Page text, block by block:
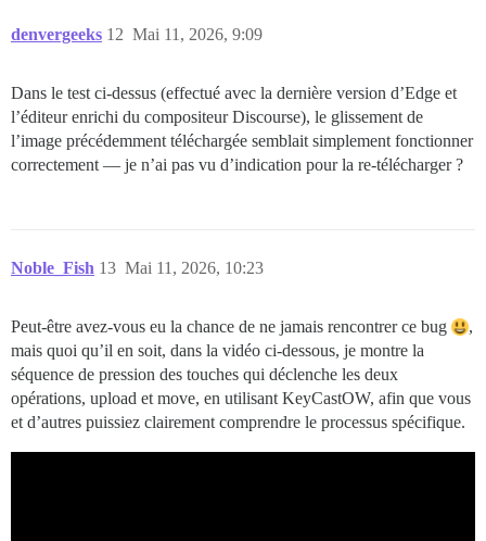
denvergeeks Mai 11, 2026, 9:09
12
Dans le test ci-dessus (effectué avec la dernière version d’Edge et
l’éditeur enrichi du compositeur Discourse), le glissement de
l’image précédemment téléchargée semblait simplement fonctionner
correctement — je n’ai pas vu d’indication pour la re-télécharger ?
Noble_Fish Mai 11, 2026, 10:23
13
Peut-être avez-vous eu la chance de ne jamais rencontrer ce bug
,
mais quoi qu’il en soit, dans la vidéo ci-dessous, je montre la
séquence de pression des touches qui déclenche les deux
opérations, upload et move, en utilisant KeyCastOW, afin que vous
et d’autres puissiez clairement comprendre le processus spécifique.